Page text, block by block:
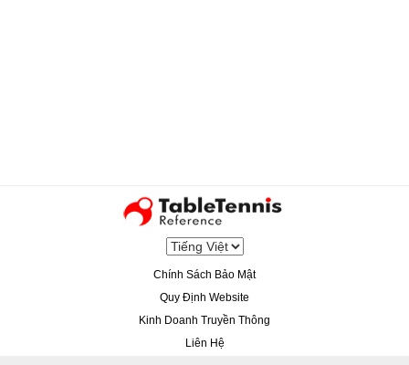
Chính Sách Bảo Mật
Quy Định Website
Kinh Doanh Truyền Thông
Liên Hệ